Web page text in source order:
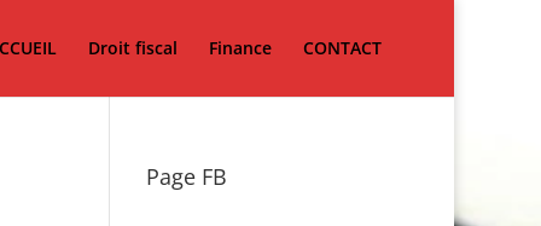
Droit fiscal Finance CONTACT
Page FB